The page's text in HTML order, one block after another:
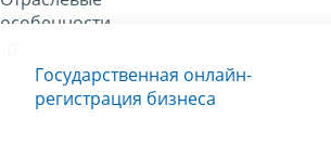
особенности
Государственная онлайн-
регистрация бизнеса